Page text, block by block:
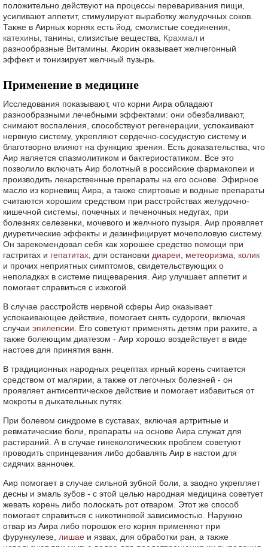
положительно действуют на процессы переваривания пищи,
усиливают аппетит, стимулируют выработку желудочных соков.
Также в Аирных корнях есть йод, смолистые соединения,
катехины , танины, слизистые вещества, Крахмал и
разнообразные Витамины. Акорин оказывает желчегонный
эффект и тонизирует желчный пузырь.
Применение в медицине
Исследования показывают, что корни Аира обладают
разнообразными лечебными эффектами: они обезбаливают,
снимают воспаления, способствуют регенерации, успокаивают
нервную систему, укрепляют сердечно-сосудистую систему и
благотворно влияют на функцию зрения. Есть доказательства, что
Аир является спазмолитиком и бактериостатиком. Все это
позволило включать Аир болотный в российские фармакопеи и
производить лекарственные препараты на его основе. Эфирное
масло из корневищ Аира, а также спиртовые и водные препараты
считаются хорошим средством при расстройствах желудочно-
кишечной системы, почечных и печеночных недугах, при
болезнях селезенки, мочевого и желчного пузыря. Аир проявляет
диуретические эффекты и дезинфицирует мочеполовую систему.
Он зарекомендовал себя как хорошее средство помощи при
гастритах и гепатитах , для остановки диареи метеоризма
колик
и прочих неприятных симптомов, свидетельствующих о
неполадках в системе пищеварения. Аир улучшает аппетит и
помогает справиться с изжогой.
В случае расстройств нервной сферы Аир оказывает
успокаивающее действие, помогает снять судороги, включая
случаи эпилепсии . Его советуют применять детям при рахите, а
также болеющим диатезом - Аир хорошо воздействует в виде
настоев для принятия ванн.
В традиционных народных рецептах ирный корень считается
средством от малярии, а также от легочных болезней - он
проявляет антисептическое действие и помогает избавиться от
мокроты в дыхательных путях.
При болевом синдроме в суставах, включая артритные и
ревматические боли, препараты на основе Аира служат для
растираний. А в случае гинекологических проблем советуют
проводить спринцевания либо добавлять Аир в настои для
сидячих ванночек.
Аир помогает в случае сильной зубной боли, а заодно укрепляет
десны и эмаль зубов - с этой целью народная медицина советует
жевать корень либо полоскать рот отваром. Этот же способ
помогает справиться с никотиновой зависимостью. Наружно
отвар из Аира либо порошок его корня применяют при
фурункулезе, лишае и язвах, для обработки ран, а также